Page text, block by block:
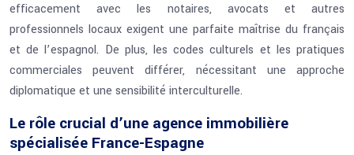
efficacement avec les notaires, avocats et autres
professionnels locaux exigent une parfaite maîtrise du français
et de l’espagnol. De plus, les codes culturels et les pratiques
commerciales peuvent différer, nécessitant une approche
diplomatique et une sensibilité interculturelle.
Le rôle crucial d’une agence immobilière
spécialisée France-Espagne